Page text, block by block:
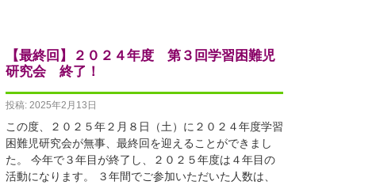
【最終回】２０２４年度 第３回学習困難児
研究会 終了！
投稿: 2025年2月13日
この度、２０２５年２月８日（土）に２０２４年度学習
困難児研究会が無事、最終回を迎えることができまし
た。 今年で３年目が終了し、２０２５年度は４年目の
活動になります。 ３年間でご参加いただいた人数は、